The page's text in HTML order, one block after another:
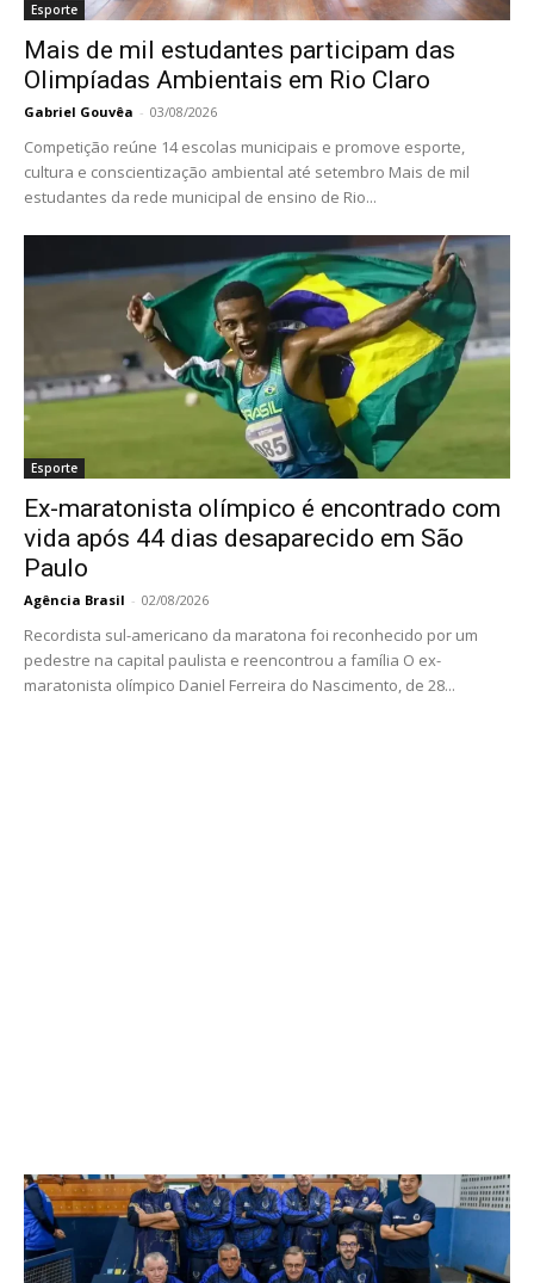
Esporte
Mais de mil estudantes participam das
Olimpíadas Ambientais em Rio Claro
Gabriel Gouvêa - 03/08/2026
Competição reúne 14 escolas municipais e promove esporte,
cultura e conscientização ambiental até setembro Mais de mil
estudantes da rede municipal de ensino de Rio...
Esporte
Ex-maratonista olímpico é encontrado com
vida após 44 dias desaparecido em São
Paulo
Agência Brasil - 02/08/2026
Recordista sul-americano da maratona foi reconhecido por um
pedestre na capital paulista e reencontrou a família O ex-
maratonista olímpico Daniel Ferreira do Nascimento, de 28...